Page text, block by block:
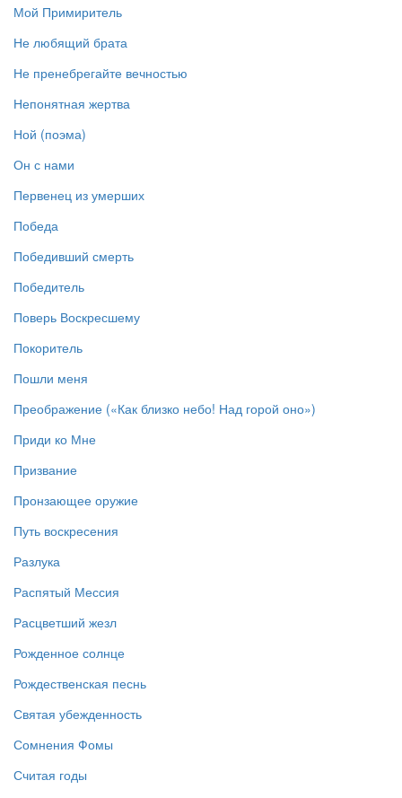
Мой Примиритель
Не любящий брата
Не пренебрегайте вечностью
Непонятная жертва
Ной (поэма)
Он с нами
Первенец из умерших
Победа
Победивший смерть
Победитель
Поверь Воскресшему
Покоритель
Пошли меня
Преображение («Как близко небо! Над горой оно»)
Приди ко Мне
Призвание
Пронзающее оружие
Путь воскресения
Разлука
Распятый Мессия
Расцветший жезл
Рожденное солнце
Рождественская песнь
Святая убежденность
Сомнения Фомы
Считая годы